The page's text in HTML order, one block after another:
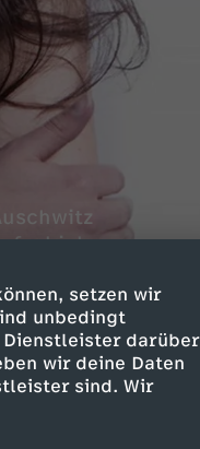
setzen wir
unbedingt
darüber
wir deine Daten
sind. Wir
und
an ihren